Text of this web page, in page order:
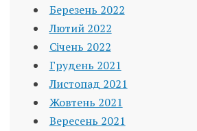
Березень 2022
Лютий 2022
Січень 2022
Грудень 2021
Листопад 2021
Жовтень 2021
Вересень 2021